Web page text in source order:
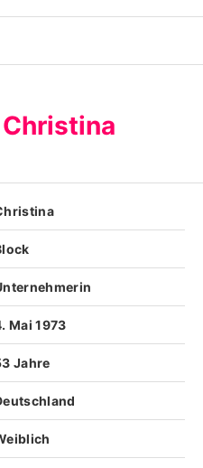
Mai 1973
Jahre